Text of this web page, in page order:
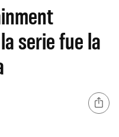
serie fue la